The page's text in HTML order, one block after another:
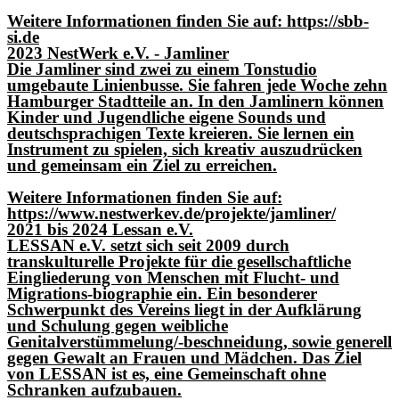
Weitere Informationen finden Sie auf: https://sbb-
si.de
2023 NestWerk e.V. - Jamliner
Die Jamliner sind zwei zu einem Tonstudio
umgebaute Linienbusse. Sie fahren jede Woche zehn
Hamburger Stadtteile an. In den Jamlinern können
Kinder und Jugendliche eigene Sounds und
deutschsprachigen Texte kreieren. Sie lernen ein
Instrument zu spielen, sich kreativ auszudrücken
und gemeinsam ein Ziel zu erreichen.
Weitere Informationen finden Sie auf:
https://www.nestwerkev.de/projekte/jamliner/
2021 bis 2024 Lessan e.V.
LESSAN e.V. setzt sich seit 2009 durch
transkulturelle Projekte für die gesellschaftliche
Eingliederung von Menschen mit Flucht- und
Migrations-biographie ein. Ein besonderer
Schwerpunkt des Vereins liegt in der Aufklärung
und Schulung gegen weibliche
Genitalverstümmelung/-beschneidung, sowie generell
gegen Gewalt an Frauen und Mädchen. Das Ziel
von LESSAN ist es, eine Gemeinschaft ohne
Schranken aufzubauen.